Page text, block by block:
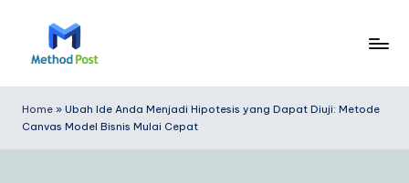
e
t
Home » Ubah Ide Anda Menjadi Hipotesis yang Dapat Diuji: Metode
Canvas Model Bisnis Mulai Cepat